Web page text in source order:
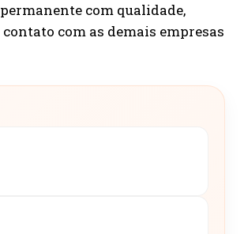
com qualidade,
com as demais empresas